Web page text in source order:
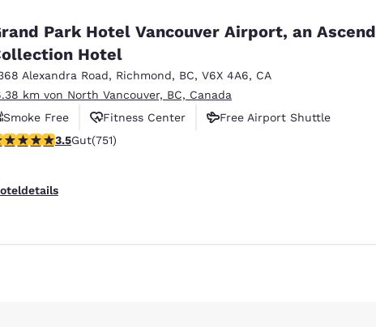
Park Hotel Vancouver Airport, an Ascend
Hotel
Alexandra Road, Richmond, BC, V6X 4A6, CA
km von North Vancouver, BC, Canada
Smoke Free
Fitness Center
Free Airport Shuttle
Sterne-Bewertung. Gut. 751 Bewertungen
3.5Gut(751)